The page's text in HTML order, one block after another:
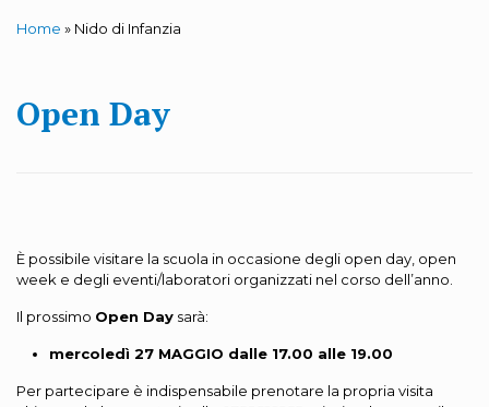
Home » Nido di Infanzia
Open Day
È possibile visitare la scuola in occasione degli open day, open
week e degli eventi/laboratori organizzati nel corso dell’anno.
Il prossimo Open Daysarà:
mercoledì 27 MAGGIO dalle 17.00 alle 19.00
Per partecipare è indispensabile prenotare la propria visita